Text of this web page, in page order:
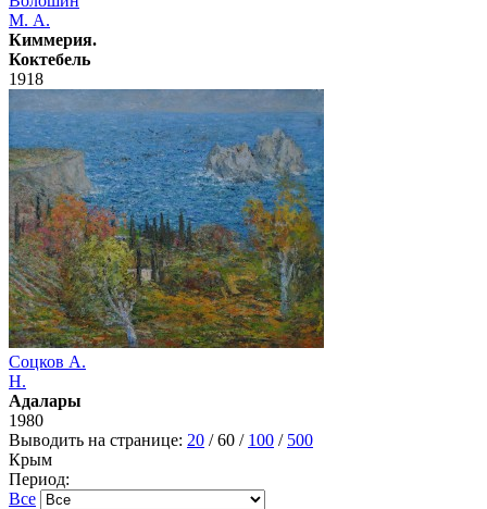
М. А.
Киммерия.
Коктебель
1918
Соцков А.
Н.
Адалары
1980
Выводить на странице: 20 /60 / 100 / 500
Крым
Период:
Все